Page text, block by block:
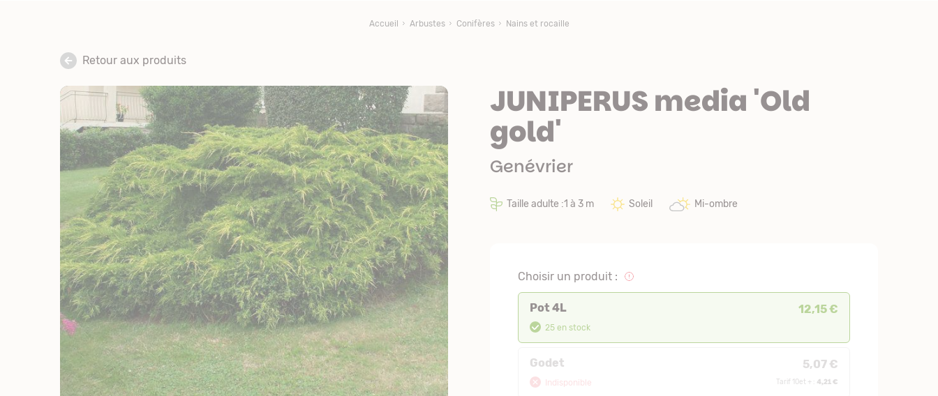
Accueil Arbustes Conifères Nains et rocaille
Retour aux produits
JUNIPERUS media 'Old
gold'
Genévrier
Taille adulte :1 à 3 m Soleil Mi-ombre
Choisir un produit :
Pot 4L 12,15 €
25 en stock
Godet 5,07 €
Indisponible Tarif 10et + : 4,21 €